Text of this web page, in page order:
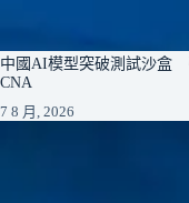
中國AI模型突破測試沙盒
CNA
7 8 月, 2026